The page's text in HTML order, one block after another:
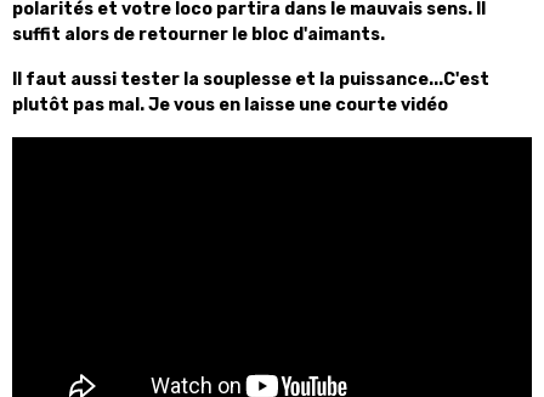
polarités et votre loco partira dans le mauvais sens. Il
suffit alors de retourner le bloc d'aimants.
Il faut aussi tester la souplesse et la puissance...C'est
plutôt pas mal. Je vous en laisse une courte vidéo